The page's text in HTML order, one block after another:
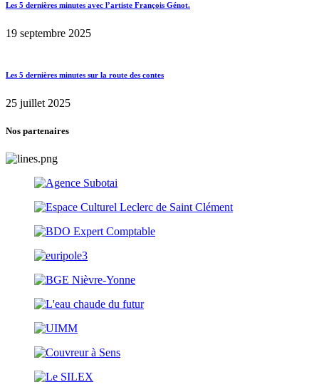
Les 5 dernières minutes avec l’artiste François Génot.
19 septembre 2025
Les 5 dernières minutes sur la route des contes
25 juillet 2025
Nos partenaires